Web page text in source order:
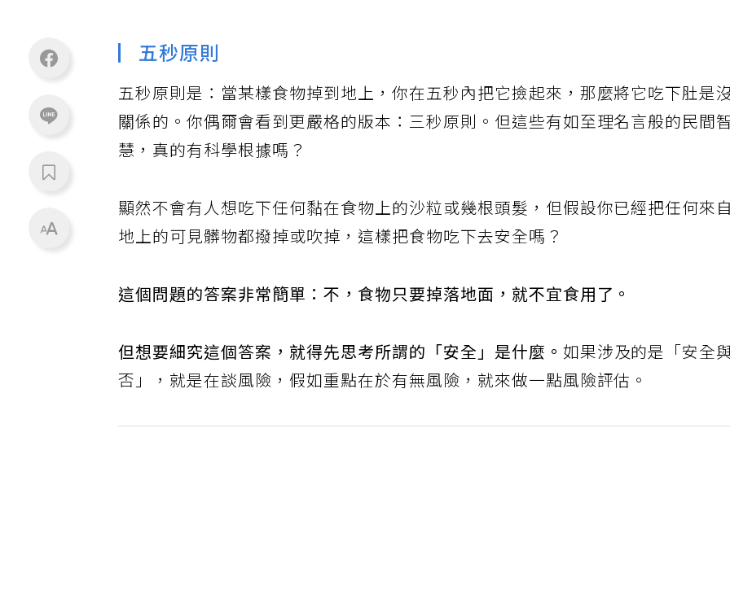
▏五秒原則
五秒原則是：當某樣食物掉到地上，你在五秒內把它撿起來，那麼將它吃下肚是
關係的。你偶爾會看到更嚴格的版本：三秒原則。但這些有如至理名言般的民間
慧，真的有科學根據嗎？
顯然不會有人想吃下任何黏在食物上的沙粒或幾根頭髮，但假設你已經把任何來
地上的可見髒物都撥掉或吹掉，這樣把食物吃下去安全嗎？
這個問題的答案非常簡單：不，食物只要掉落地面，就不宜食用了。
但想要細究這個答案，就得先思考所謂的「安全」是什麼。如果涉及的是「安全
否」，就是在談風險，假如重點在於有無風險，就來做一點風險評估。